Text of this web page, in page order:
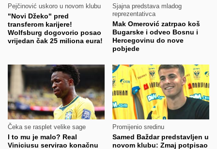
Pejčinović uskoro u novom klubu
"Novi Džeko" pred
transferom karijere!
Wolfsburg dogovorio posao
vrijedan čak 25 miliona eura!
Sjajna predstava mladog
reprezentativca
Mak Omerović zatrpao koš
Bugarske i odveo Bosnu i
Hercegovinu do nove
pobjede
Čeka se rasplet velike sage
I to mu je malo? Real
Viniciusu servirao konačnu
Promijenio sredinu
Samed Baždar predstavljen u
novom klubu: Zmaj potpisao